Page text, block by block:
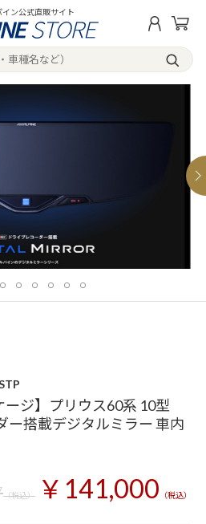
イン公式直販サイト
ージ】プリウス60系 10型
ー搭載デジタルミラー 車内
（税込） ￥141,000 （税込）